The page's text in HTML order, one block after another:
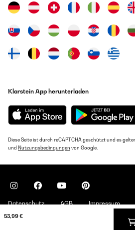
53,99 €
Klarstein App herunterladen
Diese Seite ist durch reCAPTCHA geschützt und es
und Nutzungsbedingungen von Google.
Datenschutz AGB Impressum
Copyright © 2026 Klarstein. All rights